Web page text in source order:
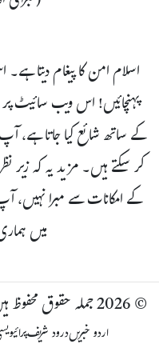
اسلام امن کا پیغام دیتا
پہنچائیں! اس ویب سائیٹ پر
کے ساتھ شائع کیا جاتا
کر سکتے ہیں۔ مزید یہ کہ
کے امکانات سے مبرا نہیں،
میں
© 2026 جملہ حقوق محفوظ ہیں
اردو خبریںدرود شریف